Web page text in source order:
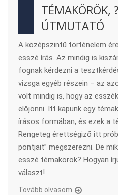
TÉMAKÖRÖK,
ÚTMUTATÓ
A középszintű történelem
esszé írás. Az mindig is
fognak kérdezni a
vizsga egyéb részein – az
volt mindig is, hogy az
előjönni. Itt kapunk egy
írásos formában, és ezek a
Rengeteg érettségiző itt
pontjait” megszerezni. De
esszé témakörök? Hogyan
választ!
Tovább olvasom